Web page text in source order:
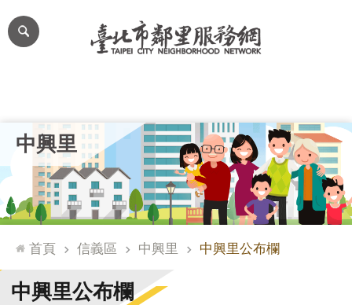
跳到主要內容區塊
網
站
台
通
臺
北
中興里
首頁 信義區 中興里 中興里公布欄
中興里公布欄